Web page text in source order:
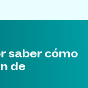
saber cómo
de